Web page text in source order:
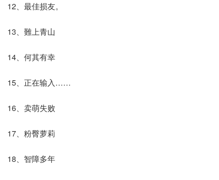
12、最佳损友。
13、難上青山
14、何其有幸
15、正在输入……
16、卖萌失败
17、粉臀萝莉
18、智障多年